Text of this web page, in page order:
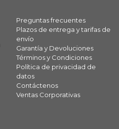
Preguntas frecuentes
Plazos de entrega y tarifas de
envío
Garantía y Devoluciones
Términos y Condiciones
Política de privacidad de
datos
Contáctenos
Ventas Corporativas